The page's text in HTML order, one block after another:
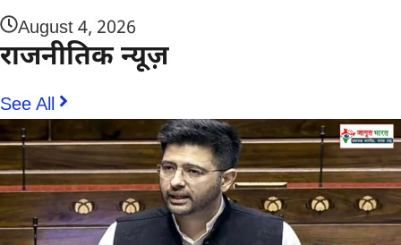
August 4, 2026
राजनीतिक न्यूज़
See All